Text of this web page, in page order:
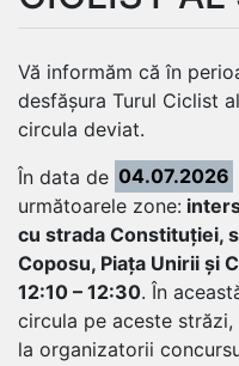
Vă informăm că în
desfășura Turul Ciclist
circula deviat.
În data de 04.07.2026
următoarele zone:
cu strada Constituției,
Coposu, Piața Unirii și
12:10 – 12:30. În
circula pe aceste
la organizatorii